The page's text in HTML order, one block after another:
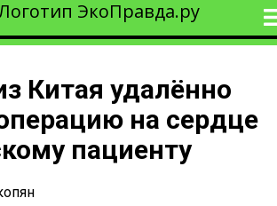
Китая удалённо
на сердце
пациенту